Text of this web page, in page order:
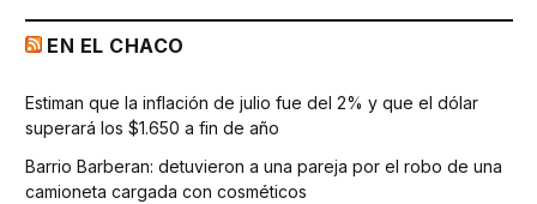
EN EL CHACO
Estiman que la inflación de julio fue del 2% y que el dólar
superará los $1.650 a fin de año
Barrio Barberan: detuvieron a una pareja por el robo de una
camioneta cargada con cosméticos